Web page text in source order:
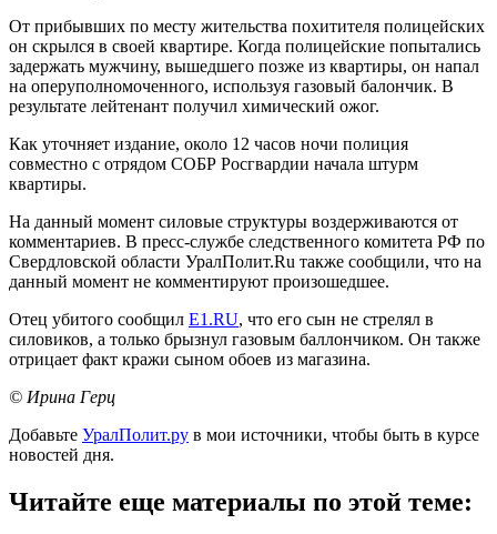
От прибывших по месту жительства похитителя полицейских
он скрылся в своей квартире. Когда полицейские попытались
задержать мужчину, вышедшего позже из квартиры, он напал
на оперуполномоченного, используя газовый балончик. В
результате лейтенант получил химический ожог.
Как уточняет издание, около 12 часов ночи полиция
совместно с отрядом СОБР Росгвардии начала штурм
квартиры.
На данный момент силовые структуры воздерживаются от
комментариев. В пресс-службе следственного комитета РФ по
Свердловской области УралПолит.Ru также сообщили, что на
данный момент не комментируют произошедшее.
Отец убитого сообщил Е1.RU, что его сын не стрелял в
силовиков, а только брызнул газовым баллончиком. Он также
отрицает факт кражи сыном обоев из магазина.
© Ирина Герц
Добавьте УралПолит.ру в мои источники, чтобы быть в курсе
новостей дня.
Читайте еще материалы по этой теме: